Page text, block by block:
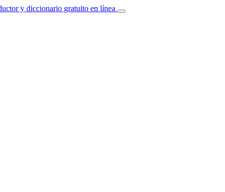
y diccionario gratuito en línea